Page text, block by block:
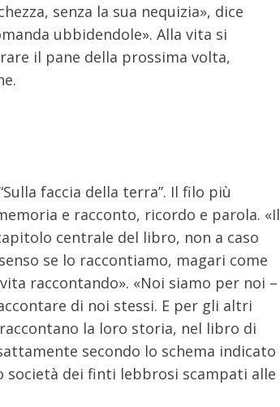
senza la sua nequizia», dice
ubbidendole». Alla vita si
il pane della prossima volta,
faccia della terra”. Il filo più
e racconto, ricordo e parola. «Il
centrale del libro, non a caso
se lo raccontiamo, magari come
raccontando». «Noi siamo per noi –
di noi stessi. E per gli altri
la loro storia, nel libro di
secondo lo schema indicato
società dei finti lebbrosi scampati alle